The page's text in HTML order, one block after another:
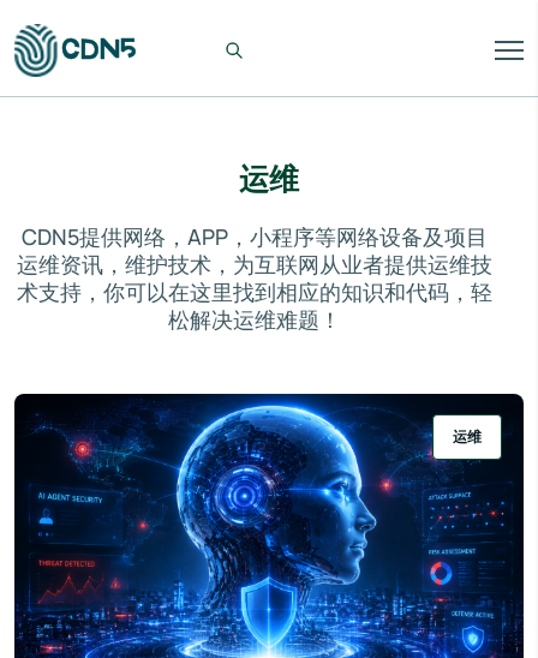
运维
CDN5提供网络，APP，小程序等网络设备及项目
运维资讯，维护技术，为互联网从业者提供运维技
术支持，你可以在这里找到相应的知识和代码，轻
松解决运维难题！
运维